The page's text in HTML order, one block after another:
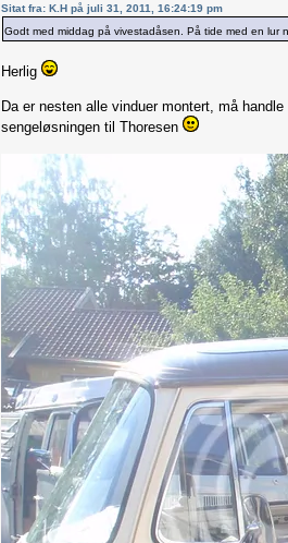
Sitat fra: K.H på juli 31, 2011, 16:24:19 pm
Godt med middag på vivestadåsen. På tide med en lur
Herlig
Da er nesten alle vinduer montert, må
sengeløsningen til Thoresen